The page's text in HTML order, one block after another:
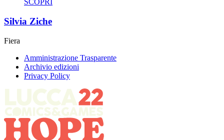
SCOPRI
Silvia Ziche
Fiera
Amministrazione Trasparente
Archivio edizioni
Privacy Policy